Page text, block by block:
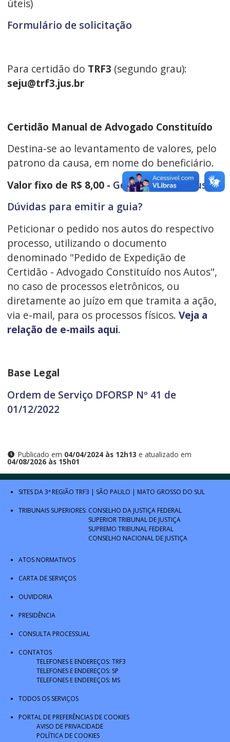
úteis)
Formulário de solicitação
Para certidão do TRF3 (segundo grau):
seju@trf3.jus.br
Certidão Manual de Advogado Constituído
Destina-se ao levantamento de valores, pelo
patrono da causa, em nome do beneficiário.
Valor fixo de R$ 8,00 - Gerar a guia de custas
Dúvidas para emitir a guia?
Peticionar o pedido nos autos do respectivo
processo, utilizando o documento
denominado "Pedido de Expedição de
Certidão - Advogado Constituído nos Autos",
no caso de processos eletrônicos, ou
diretamente ao juízo em que tramita a ação,
via e-mail, para os processos físicos. Veja a
relação de e-mails aqui.
Base Legal
Ordem de Serviço DFORSP Nº 41 de
01/12/2022
Publicado em 04/04/2024 às 12h13 e atualizado em
04/08/2026 às 15h01
SITES DA 3ª REGIÃO TRF3 | SÃO PAULO | MATO GROSSO DO SUL
TRIBUNAIS SUPERIORES: CONSELHO DA JUSTIÇA FEDERAL
SUPERIOR TRIBUNAL DE JUSTIÇA
SUPREMO TRIBUNAL FEDERAL
CONSELHO NACIONAL DE JUSTIÇA
ATOS NORMATIVOS
CARTA DE SERVIÇOS
OUVIDORIA
PRESIDÊNCIA
CONSULTA PROCESSUAL
CONTATOS
TELEFONES E ENDEREÇOS: TRF3
TELEFONES E ENDEREÇOS: SP
TELEFONES E ENDEREÇOS: MS
TODOS OS SERVIÇOS
PORTAL DE PREFERÊNCIAS DE COOKIES
AVISO DE PRIVACIDADE
POLÍTICA DE COOKIES